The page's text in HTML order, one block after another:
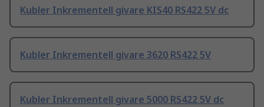
Kubler Inkrementell givare KIS40 RS422 5V dc
Kubler Inkrementell givare 3620 RS422 5V
Kubler Inkrementell givare 5000 RS422 5V dc